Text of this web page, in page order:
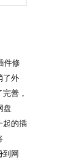
件修
了外
善，
盘
起的插
到网